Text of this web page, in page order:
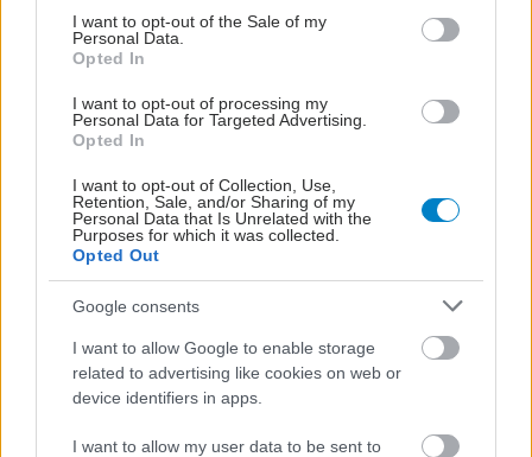
consent section.
I want to opt-out of the Sale of my
Personal Data.
Opted In
I want to opt-out of processing my
Personal Data for Targeted Advertising.
Opted In
I want to opt-out of Collection, Use,
Retention, Sale, and/or Sharing of my
Personal Data that Is Unrelated with the
Purposes for which it was collected.
Opted Out
Google consents
I want to allow Google to enable storage
related to advertising like cookies on web or
device identifiers in apps.
I want to allow my user data to be sent to
Σε μια ιστορική απόφαση το Ανώτατο Δικαστήριο των ΗΠΑ
γύρισε πενήντα χρόνια πίσω τα αναπαραγωγικά δικαιώματα
των γυναικών στη χώρα. «Πράσινο φως» στις Πολιτείες να
καταργήσουν την άμβλωση.